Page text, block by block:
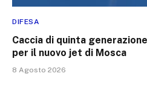
DIFESA
Caccia di quinta
per il nuovo jet di Mosca
8 Agosto 2026